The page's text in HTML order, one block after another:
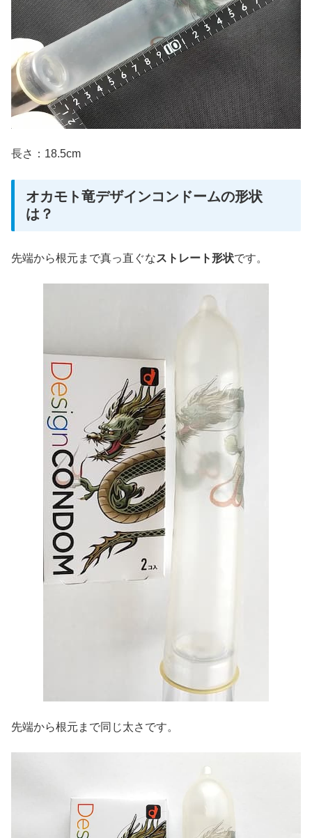
長さ：18.5cm
オカモト竜デザインコンドームの形状
は？
先端から根元まで真っ直ぐなストレート形状です。
先端から根元まで同じ太さです。